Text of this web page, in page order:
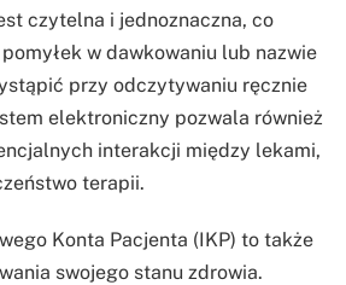
czytelna i jednoznaczna, co
w dawkowaniu lub nazwie
przy odczytywaniu ręcznie
elektroniczny pozwala również
interakcji między lekami,
terapii.
Konta Pacjenta (IKP) to także
swojego stanu zdrowia.